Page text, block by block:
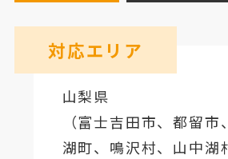
対応エリア
山梨県
（富士吉田市、都留市、
湖町、鳴沢村、山中湖